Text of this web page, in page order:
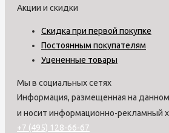
Акции и скидки
Скидка при первой покупке
Постоянным покупателям
Уцененные товары
Мы в социальных сетях
Информация, размещенная на
и носит информационно-рекламный
+7 (495) 128-66-67